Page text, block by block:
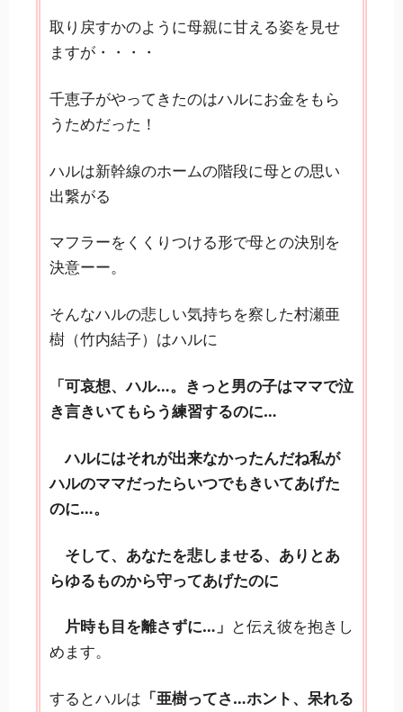
取り戻すかのように母親に甘える姿を見せ
ますが・・・・
千恵子がやってきたのはハルにお金をもら
うためだった！
ハルは新幹線のホームの階段に母との思い
出繋がる
マフラーをくくりつける形で母との決別を
決意ーー。
そんなハルの悲しい気持ちを察した村瀬亜
樹（竹内結子）はハルに
「可哀想、ハル…。きっと男の子はママで泣
き言きいてもらう練習するのに…
ハルにはそれが出来なかったんだね私が
ハルのママだったらいつでもきいてあげた
のに…。
そして、あなたを悲しませる、ありとあ
らゆるものから守ってあげたのに
片時も目を離さずに…」 と伝え彼を抱きし
めます。
するとハルは 「亜樹ってさ…ホント、呆れる